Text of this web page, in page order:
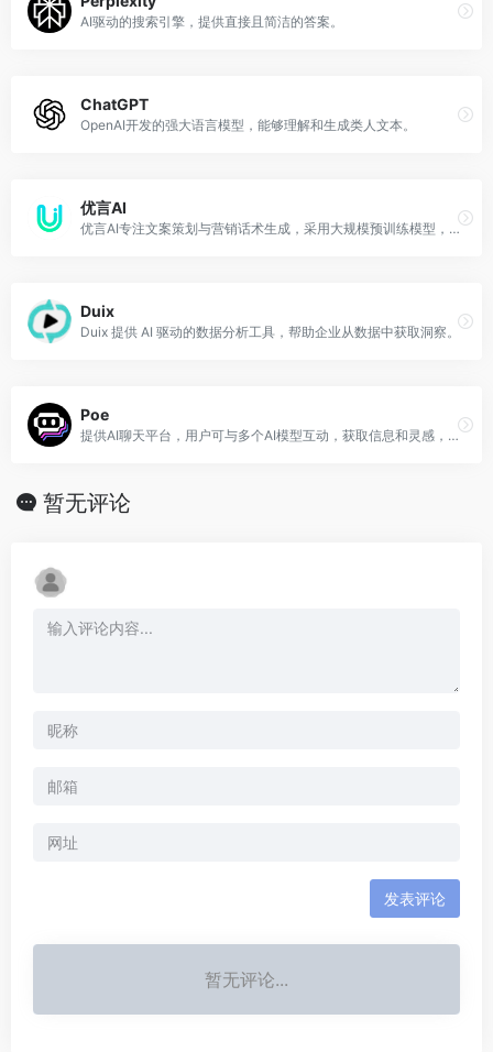
AI驱动的搜索引擎，提供直接且简洁的答案。
ChatGPT
OpenAI开发的强大语言模型，能够理解和生成类人文本。
优言AI
优言AI专注文案策划与营销话术生成，采用大规模预训练模型，可根据不同产品和客户群体定制输出多风格文本，帮助品牌提升宣传效果。
Duix
Duix 提供 AI 驱动的数据分析工具，帮助企业从数据中获取洞察。
Poe
提供AI聊天平台，用户可与多个AI模型互动，获取信息和灵感，提升创作效率。
暂无评论
发表评论
暂无评论...